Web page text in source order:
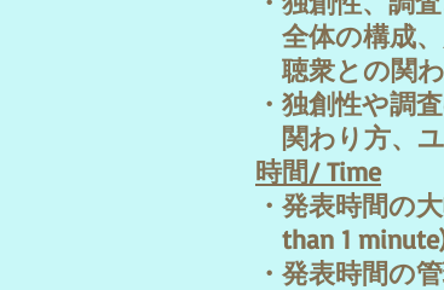
全体の構成、
聴衆との関わ
・独創性や調
関わり方、ユ
時間/ Time
・発表時間の
than 1
・発表時間の